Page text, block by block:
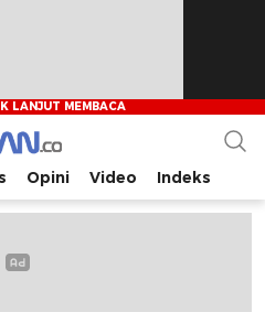
fakta bagi pembaca
Opini Video Indeks